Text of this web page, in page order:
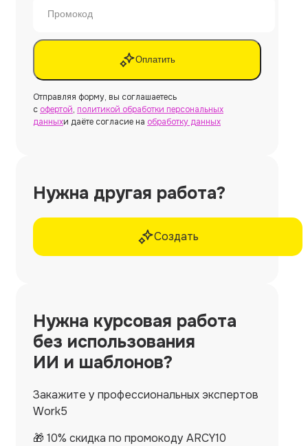
Оплатить
Отправляя форму, вы соглашаетесь
с офертой, политикой обработки персональных
данныхи даёте согласие на обработку данных
Нужна другая работа?
Создать
Нужна курсовая работа
без использования
ИИ и шаблонов?
Закажите у профессиональных экспертов
Work5
🎁 10% скидка по промокоду ARCY10